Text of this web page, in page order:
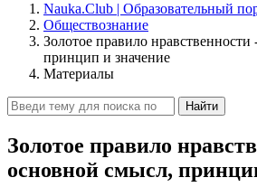
Nauka.Club | Образовательный
Обществознание
Золотое правило
принцип и значение
Материалы
Найти
Золотое правило
основной смысл,